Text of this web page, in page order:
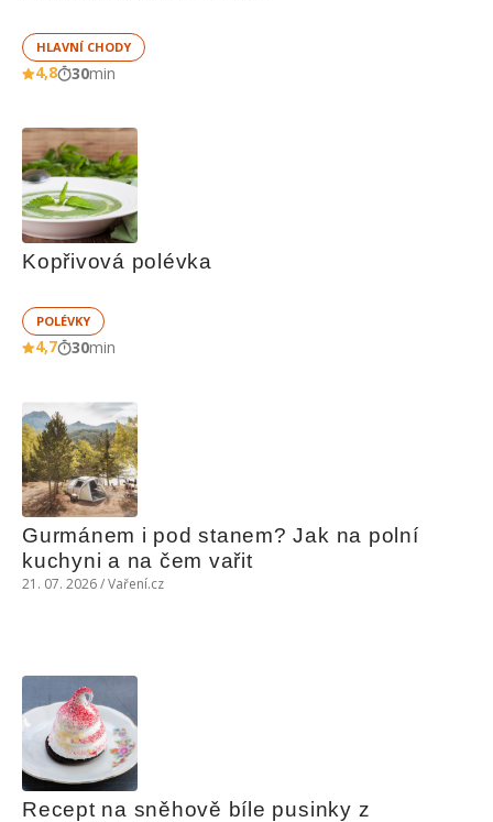
HLAVNÍ CHODY
4,8 30min
Kopřivová polévka
POLÉVKY
4,7 30min
Gurmánem i pod stanem? Jak na polní
kuchyni a na čem vařit
21. 07. 2026 / Vaření.cz
Recept na sněhově bíle pusinky z